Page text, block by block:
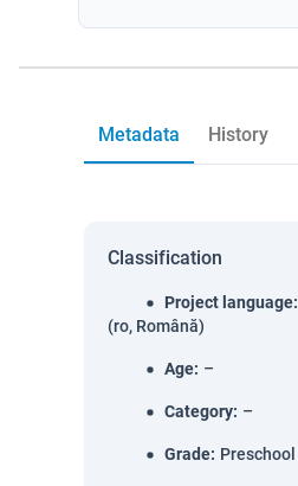
Metadata History
Classification
Project language:
(ro, Română)
Age: –
Category: –
Grade: Preschool